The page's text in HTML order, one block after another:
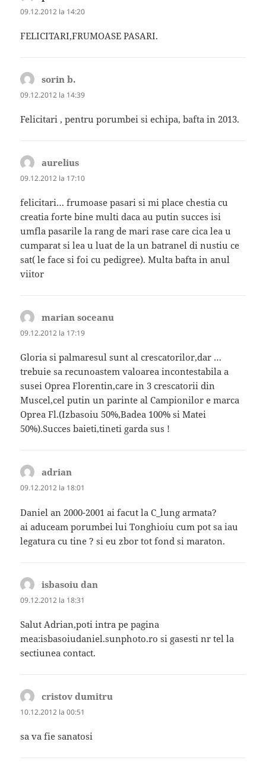
09.12.2012 la 14:20
FELICITARI,FRUMOASE PASARI.
sorin b.
09.12.2012 la 14:39
Felicitari , pentru porumbei si echipa, bafta in 2013.
aurelius
09.12.2012 la 17:10
felicitari… frumoase pasari si mi place chestia cu
creatia forte bine multi daca au putin succes isi
umfla pasarile la rang de mari rase care cica lea u
cumparat si lea u luat de la un batranel di nustiu ce
sat( le face si foi cu pedigree). Multa bafta in anul
viitor
marian soceanu
09.12.2012 la 17:19
Gloria si palmaresul sunt al crescatorilor,dar …
trebuie sa recunoastem valoarea incontestabila a
susei Oprea Florentin,care in 3 crescatorii din
Muscel,cel putin un parinte al Campionilor e marca
Oprea Fl.(Izbasoiu 50%,Badea 100% si Matei
50%).Succes baieti,tineti garda sus !
adrian
09.12.2012 la 18:01
Daniel an 2000-2001 ai facut la C_lung armata?
ai aduceam porumbei lui Tonghioiu cum pot sa iau
legatura cu tine ? si eu zbor tot fond si maraton.
isbasoiu dan
09.12.2012 la 18:31
Salut Adrian,poti intra pe pagina
mea:isbasoiudaniel.sunphoto.ro si gasesti nr tel la
sectiunea contact.
cristov dumitru
10.12.2012 la 00:51
sa va fie sanatosi